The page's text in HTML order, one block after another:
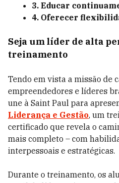
3. Educar
4. Oferecer
Seja um líder de alta
treinamento
Tendo em vista a missão de
empreendedores e líderes
une à Saint Paul para
Liderança e Gestão, um
certificado que revela o
mais completo – com
interpessoais e estratégicas.
Durante o treinamento, os